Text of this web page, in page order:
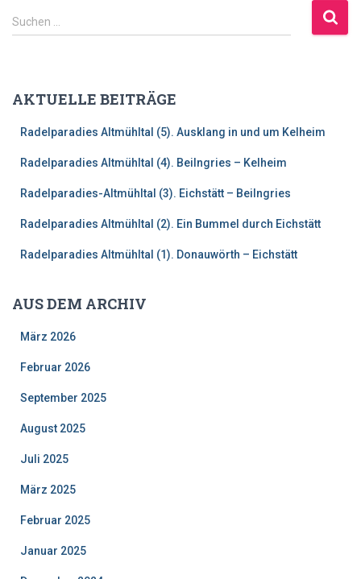
S
u
n
Suchen …
AKTUELLE BEITRÄGE
Radelparadies Altmühltal (5). Ausklang in und um Kelheim
Radelparadies Altmühltal (4). Beilngries – Kelheim
Radelparadies-Altmühltal (3). Eichstätt – Beilngries
Radelparadies Altmühltal (2). Ein Bummel durch Eichstätt
Radelparadies Altmühltal (1). Donauwörth – Eichstätt
AUS DEM ARCHIV
März 2026
Februar 2026
September 2025
August 2025
Juli 2025
März 2025
Februar 2025
Januar 2025